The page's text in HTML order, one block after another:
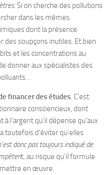
Si on cherche des pollutions
dans les mêmes
dont la présence
des soupçons inutiles. Et bien
et les concentrations au
donner aux spécialistes des
financer des études. C’est
consciencieux, dont
l’argent qu’il dépense qu’aux
toutefois d’éviter qu’elles
donc pas toujours indiqué de
t, au risque qu’il formule
en œuvre.